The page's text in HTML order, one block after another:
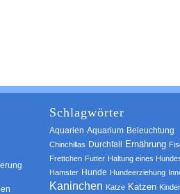
Schlagwörter
Aquarien Aquarium Beleuchtung
Chinchillas Durchfall Ernährung
Frettchen Futter Haltung eines
Hamster Hunde Hundeerziehung
Kaninchen Katze Katzen